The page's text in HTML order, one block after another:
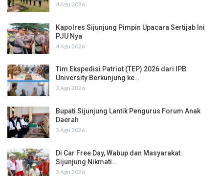
4 Agu 2026
Kapolres Sijunjung Pimpin Upacara Sertijab Ini
PJU Nya
4 Agu 2026
Tim Ekspedisi Patriot (TEP) 2026 dari IPB
University Berkunjung ke…
3 Agu 2026
Bupati Sijunjung Lantik Pengurus Forum Anak
Daerah
3 Agu 2026
Di Car Free Day, Wabup dan Masyarakat
Sijunjung Nikmati…
3 Agu 2026